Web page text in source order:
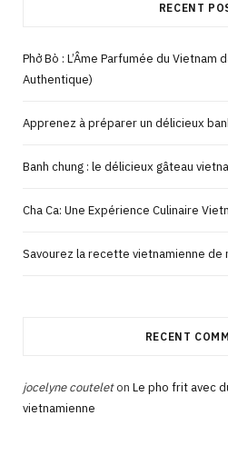
RECENT
Phở Bò : L’Âme Parfumée du
Authentique)
Apprenez à préparer un délicieux
Banh chung : le délicieux gâteau
Cha Ca: Une Expérience Culinaire
Savourez la recette vietnamienne de
RECENT
jocelyne couteleton Le pho frit avec
vietnamienne